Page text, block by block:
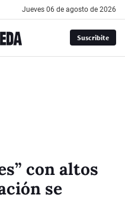
jueves 06 de agosto de 2026
Suscribite
con altos
se